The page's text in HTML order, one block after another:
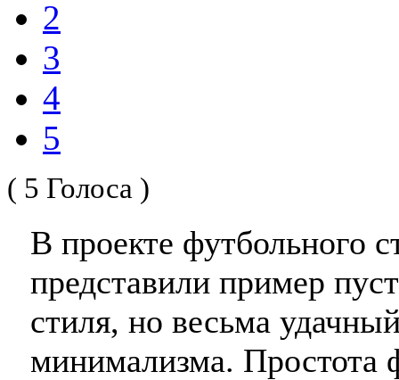
2
3
4
5
( 5 Голоса )
В проекте футбольного
представили пример
стиля, но весьма
минимализма. Простота